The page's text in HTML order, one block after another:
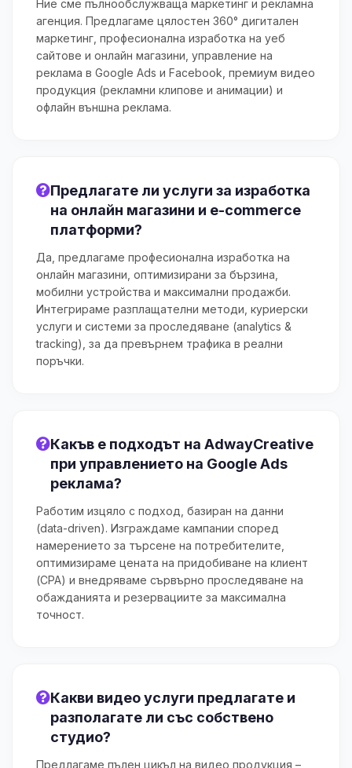
Ние сме пълнообслужваща маркетинг и рекламна
агенция. Предлагаме цялостен 360° дигитален
маркетинг, професионална изработка на уеб
сайтове и онлайн магазини, управление на
реклама в Google Ads и Facebook, премиум видео
продукция (рекламни клипове и анимации) и
офлайн външна реклама.
Предлагате ли услуги за изработка
на онлайн магазини и e-commerce
платформи?
Да, предлагаме професионална изработка на
онлайн магазини, оптимизирани за бързина,
мобилни устройства и максимални продажби.
Интегрираме разплащателни методи, куриерски
услуги и системи за проследяване (analytics &
tracking), за да превърнем трафика в реални
поръчки.
Какъв е подходът на AdwayCreative
при управлението на Google Ads
реклама?
Работим изцяло с подход, базиран на данни
(data-driven). Изграждаме кампании според
намерението за търсене на потребителите,
оптимизираме цената на придобиване на клиент
(CPA) и внедряваме сървърно проследяване на
обажданията и резервациите за максимална
точност.
Какви видео услуги предлагате и
разполагате ли със собствено
студио?
Предлагаме пълен цикъл на видео продукция –